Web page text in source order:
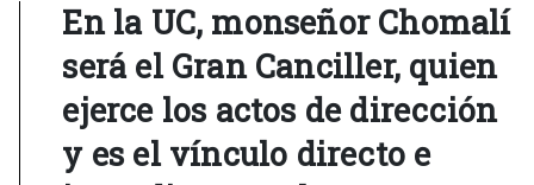
En la UC, monseñor Chomalí
será el Gran Canciller, quien
ejerce los actos de dirección
y es el vínculo directo e